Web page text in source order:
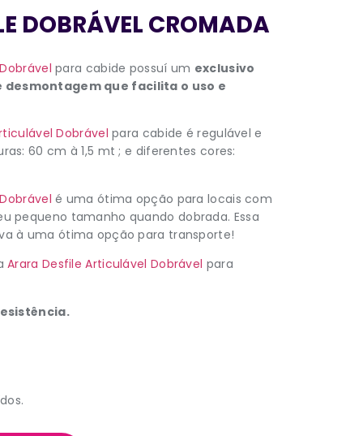
DOBRÁVEL CROMADA
para cabide possuí um exclusivo
que facilita o uso e
Dobrável para cabide é regulável e
60 cm à 1,5 mt ; e diferentes cores:
é uma ótima opção para locais com
pequeno tamanho quando dobrada. Essa
à uma ótima opção para transporte!
Arara Desfile Articulável Dobrável para